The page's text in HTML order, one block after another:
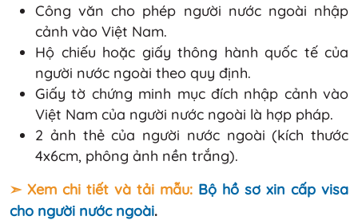
Công văn cho phép người nước ngoài nhập
cảnh vào Việt Nam.
Hộ chiếu hoặc giấy thông hành quốc tế của
người nước ngoài theo quy định.
Giấy tờ chứng minh mục đích nhập cảnh vào
Việt Nam của người nước ngoài là hợp pháp.
2 ảnh thẻ của người nước ngoài (kích thước
4x6cm, phông ảnh nền trắng).
➣ Xem chi tiết và tải mẫu: Bộ hồ sơ xin cấp visa
cho người nước ngoài.